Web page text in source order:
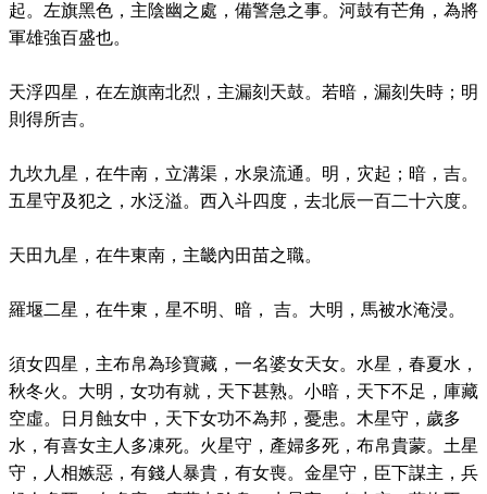
起。左旗黑色，主陰幽之處，備警急之事。河鼓有芒角，為將
軍雄強百盛也。
天浮四星，在左旗南北烈，主漏刻天鼓。若暗，漏刻失時；明
則得所吉。
九坎九星，在牛南，立溝渠，水泉流通。明，灾起；暗，吉。
五星守及犯之，水泛溢。西入斗四度，去北辰一百二十六度。
天田九星，在牛東南，主畿內田苗之職。
羅堰二星，在牛東，星不明、暗， 吉。大明，馬被水淹浸。
須女四星，主布帛為珍寶藏，一名婆女天女。水星，春夏水，
秋冬火。大明，女功有就，天下甚熟。小暗，天下不足，庫藏
空虛。日月蝕女中，天下女功不為邦，憂患。木星守，歲多
水，有喜女主人多凍死。火星守，產婦多死，布帛貴蒙。土星
守，人相嫉惡，有錢人暴貴，有女喪。金星守，臣下謀主，兵